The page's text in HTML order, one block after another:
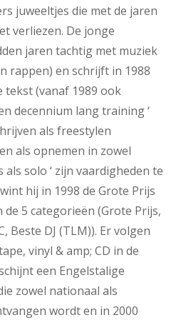
juweeltjes die met de jaren
verliezen. De jonge
jaren tachtig met muziek
rappen) en schrijft in 1988
tekst (vanaf 1989 ook
decennium lang training ‘
als freestylen
als opnemen in zowel
solo ‘ zijn vaardigheden te
hij in 1998 de Grote Prijs
de 5 categorieën (Grote Prijs,
Beste DJ (TLM)). Er volgen
vinyl & amp; CD in de
een Engelstalige
zowel nationaal als
wordt en in 2000